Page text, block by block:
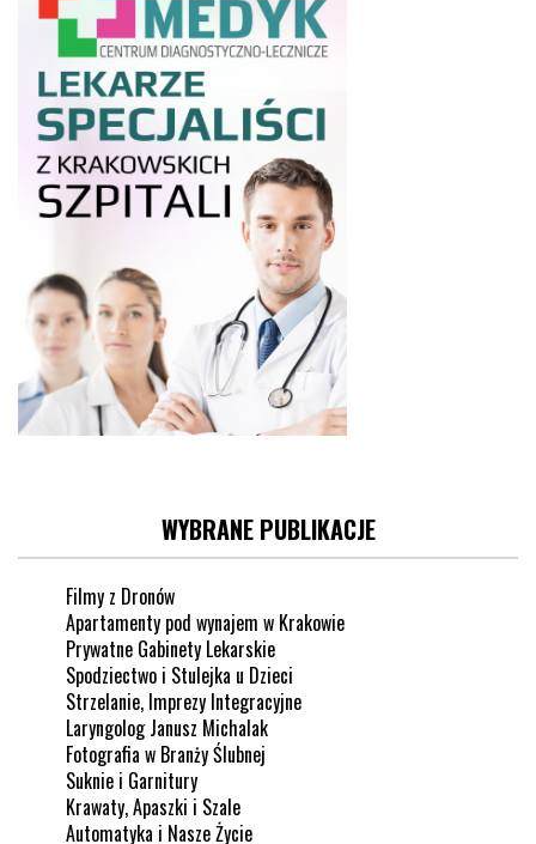
WYBRANE PUBLIKACJE
Filmy z Dronów
Apartamenty pod wynajem w Krakowie
Prywatne Gabinety Lekarskie
Spodziectwo i Stulejka u Dzieci
Strzelanie, Imprezy Integracyjne
Laryngolog Janusz Michalak
Fotografia w Branży Ślubnej
Suknie i Garnitury
Krawaty, Apaszki i Szale
Automatyka i Nasze Życie